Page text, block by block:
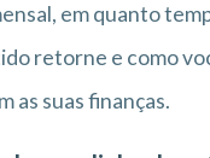
em quanto
retorne e como
as suas finanças.